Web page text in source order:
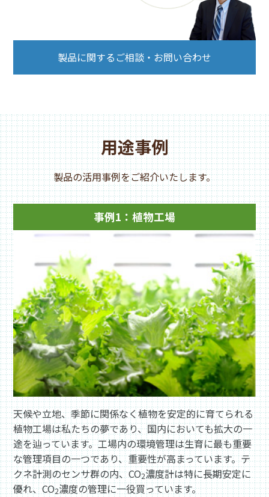
製品に関するご相談・お問い合わせ
用途事例
製品の活用事例をご紹介いたします。
事例1：植物工場
天候や立地、季節に関係なく植物を安定的に育てられる
植物工場は私たちの夢であり、国内においても拡大の一
途を辿っています。工場内の環境管理は生育に最も重要
な管理項目の一つであり、重要性が高まっています。テ
クネ計測のセンサ群の内、CO2濃度計は特に長期安定に
優れ、CO2濃度の管理に一役買っています。